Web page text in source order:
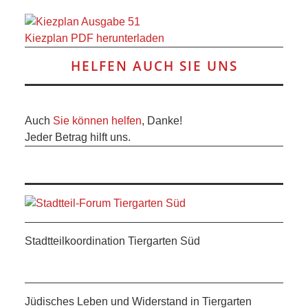
ANDERE
BLICK
NETZWERK
SPONSORING
Kiezplan PDF herunterladen
HELFEN AUCH SIE UNS
Auch Sie können helfen, Danke!
Jeder Betrag hilft uns.
Stadtteilkoordination Tiergarten Süd
Jüdisches Leben und Widerstand in Tiergarten